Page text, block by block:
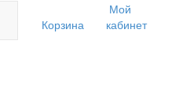
Корзина
Мой
кабинет